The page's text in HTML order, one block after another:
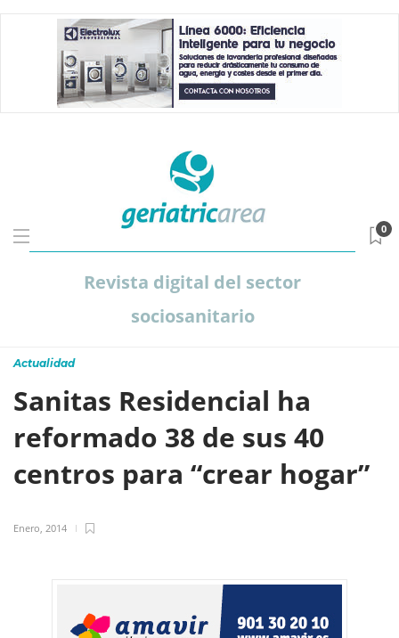
Revista digital del sector
sociosanitario
0
Actualidad
Sanitas Residencial ha
reformado 38 de sus 40
centros para “crear hogar”
Enero, 2014